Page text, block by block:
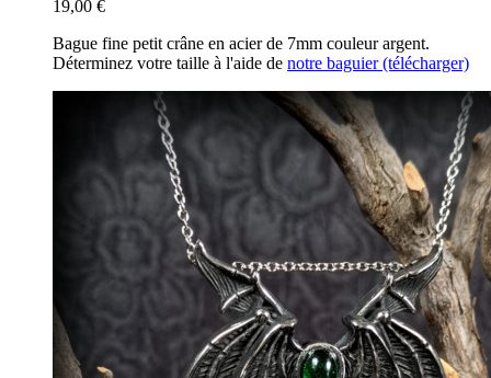
19,00 €
Bague fine petit crâne en acier de 7mm couleur argent.
Déterminez votre taille à l'aide de notre baguier (télécharger)